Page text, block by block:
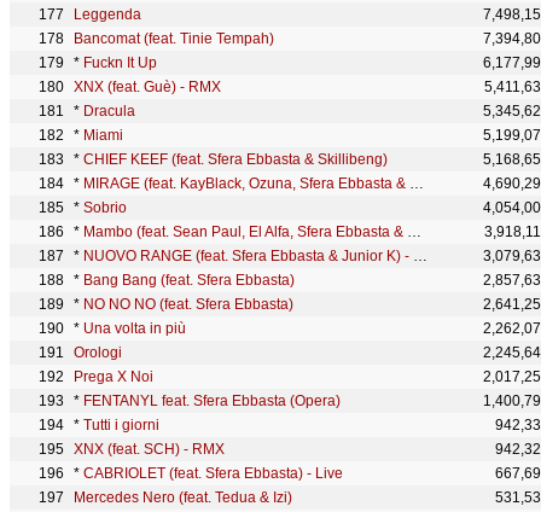
Leggenda
Bancomat (feat. Tinie Tempah)
* Fuckn It Up
XNX (feat. Guè) - RMX
* Dracula
* Miami
* CHIEF KEEF (feat. Sfera Ebbasta & Skillibeng)
* MIRAGE (feat. KayBlack, Ozuna, Sfera Ebbasta & GIMS) - Remix
* Sobrio
* Mambo (feat. Sean Paul, El Alfa, Sfera Ebbasta & Play-N-Skillz) - Timmy Trumpet Remix
* NUOVO RANGE (feat. Sfera Ebbasta & Junior K) - MTV Unplugged
* Bang Bang (feat. Sfera Ebbasta)
* NO NO NO (feat. Sfera Ebbasta)
* Una volta in più
Orologi
Prega X Noi
* FENTANYL feat. Sfera Ebbasta (Opera)
* Tutti i giorni
XNX (feat. SCH) - RMX
* CABRIOLET (feat. Sfera Ebbasta) - Live
Mercedes Nero (feat. Tedua & Izi)